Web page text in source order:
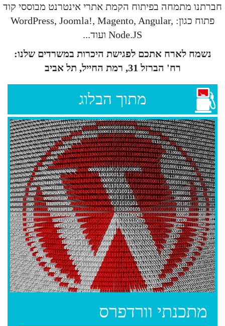
חברתנו מתמחה בפיתוח הקמת אתרי אינטרנט מבוססי קוד
פתוח כגון: WordPress, Joomla!, Magento, Angular,
Node.JS ועוד...
נשמח לארח אתכם לפגישת היכרות במשרדים שלנו:
רח' הברזל 31, רמת החייל, תל אביב
מתוך הבלוג
מתכנתי וורדפרס